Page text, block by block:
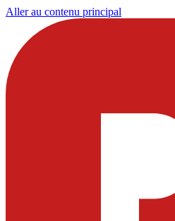
Aller au contenu principal